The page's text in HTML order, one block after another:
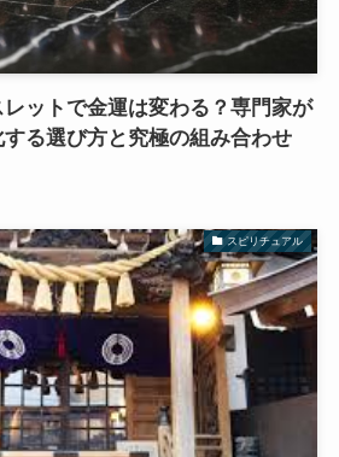
ットで金運は変わる？専門家が
る選び方と究極の組み合わせ
スピリチュアル